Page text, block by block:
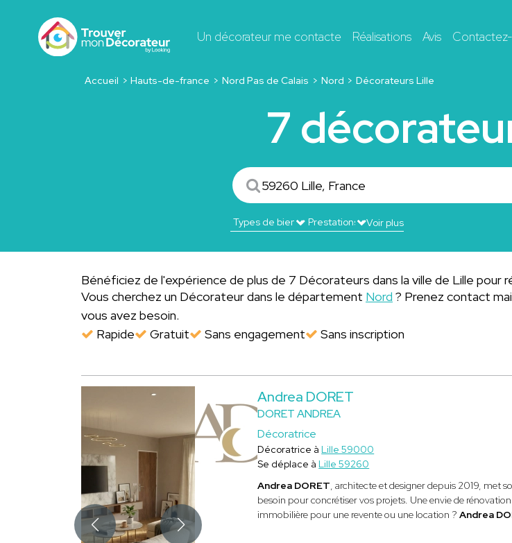
Un décorateur me contacte Réalisations Avis
Accueil Hauts-de-france Nord Pas de Calais Nord Décorateurs Lille
7
Voir plus
Bénéficiez de l'expérience de plus de 7 Décorateurs dans la ville de Lille pour
Vous cherchez un Décorateur dans le département Nord ? Prenez contact
vous avez besoin.
Rapide
Gratuit Sans engagement Sans inscription
Andrea DORET
DORET ANDREA
Décoratrice
Décoratrice à Lille 59000
Se déplace à Lille 59260
Andrea DORET, architecte et designer depuis 2019, met
besoin pour concrétiser vos projets. Une envie de
immobilière pour une revente ou une location ?Andrea